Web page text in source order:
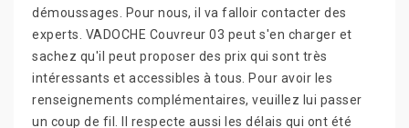
démoussages. Pour nous, il va falloir contacter des
experts. VADOCHE Couvreur 03 peut s'en charger et
sachez qu'il peut proposer des prix qui sont très
intéressants et accessibles à tous. Pour avoir les
renseignements complémentaires, veuillez lui passer
un coup de fil. Il respecte aussi les délais qui ont été